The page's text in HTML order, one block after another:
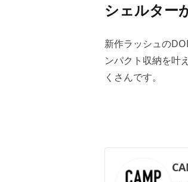
シェルター
新作ラッシュの
ンパクト収納を叶
くさんです。